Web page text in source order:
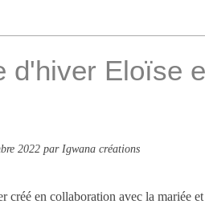
d'hiver Eloïse
2022 par Igwana créations
créé en collaboration avec la mariée